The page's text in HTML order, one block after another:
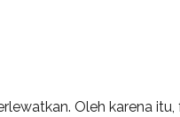
Oleh karena